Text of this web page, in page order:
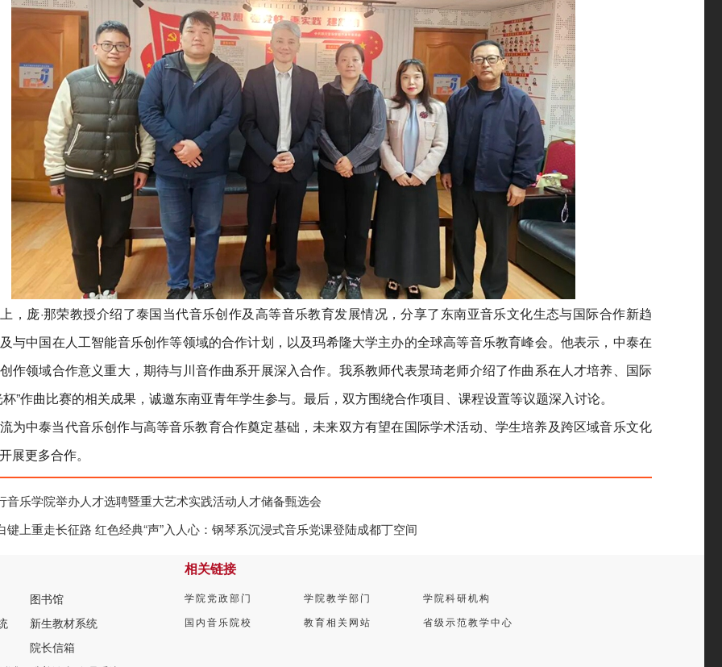
，庞·那荣教授介绍了泰国当代音乐创作及高等音乐教育发展情况，分享了东南亚音乐文化生态与国际合作新趋
与中国在人工智能音乐创作等领域的合作计划，以及玛希隆大学主办的全球高等音乐教育峰会。他表示，中泰在
作领域合作意义重大，期待与川音作曲系开展深入合作。我系教师代表景琦老师介绍了作曲系在人才培养、国际
杯”作曲比赛的相关成果，诚邀东南亚青年学生参与。最后，双方围绕合作项目、课程设置等议题深入讨论。
为中泰当代音乐创作与高等音乐教育合作奠定基础，未来双方有望在国际学术活动、学生培养及跨区域音乐文化
展更多合作。
音乐学院举办人才选聘暨重大艺术实践活动人才储备甄选会
键上重走长征路 红色经典“声”入人心：钢琴系沉浸式音乐党课登陆成都丁空间
图书馆
新生教材系统
院长信箱
相关链接
学院党政部门 学院教学部门 学院科研机构
国内音乐院校 教育相关网站 省级示范教学中心